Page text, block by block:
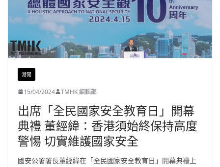
港聞
15/04/2024 TMHK 編輯部
出席「全民國家安全教育日」開幕
典禮 董經緯：香港須始終保持高度
警惕 切實維護國家安全
國安公署署長董經緯在「全民國家安全教育日」開幕典禮上